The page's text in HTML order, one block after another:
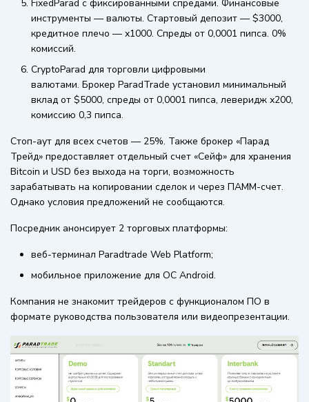
FixedParad с фиксированными спредами. Финансовые
инструменты — валюты. Стартовый депозит — $3000,
кредитное плечо — х1000. Спреды от 0,0001 пипса. 0%
комиссий.
CryptoParad для торговли цифровыми
валютами. Брокер ParadTrade установил минимальный
вклад от $5000, спреды от 0,0001 пипса, леверидж х200,
комиссию 0,3 пипса.
Стоп-аут для всех счетов — 25%. Также брокер «Парад
Трейд» предоставляет отдельный счет «Сейф» для хранения
Bitcoin и USD без выхода на торги, возможность
зарабатывать на копировании сделок и через ПАММ-счет.
Однако условия предложений не сообщаются.
Посредник анонсирует 2 торговых платформы:
веб-терминал Paradtrade Web Platform;
мобильное приложение для OC Android.
Компания не знакомит трейдеров с функционалом ПО в
формате руководства пользователя или видеопрезентации.